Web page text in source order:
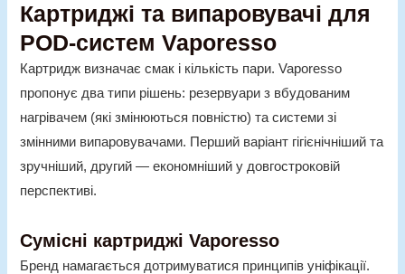
Картриджі та випаровувачі для
POD-систем Vaporesso
Картридж визначає смак і кількість пари. Vaporesso
пропонує два типи рішень: резервуари з вбудованим
нагрівачем (які змінюються повністю) та системи зі
змінними випаровувачами. Перший варіант гігієнічніший та
зручніший, другий — економніший у довгостроковій
перспективі.
Сумісні картриджі Vaporesso
Бренд намагається дотримуватися принципів уніфікації.